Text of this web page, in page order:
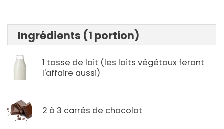
Ingrédients (1 portion)
1 tasse de lait (les laits végétaux feront
l'affaire aussi)
2 à 3 carrés de chocolat